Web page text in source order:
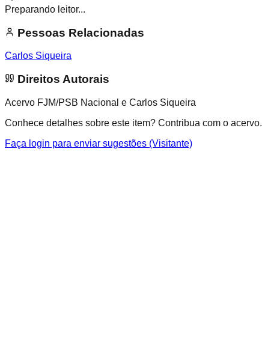
Preparando leitor...
Pessoas Relacionadas
Carlos Siqueira
Direitos Autorais
Acervo FJM/PSB Nacional e Carlos Siqueira
Conhece detalhes sobre este item? Contribua com o acervo.
Faça login para enviar sugestões (Visitante)